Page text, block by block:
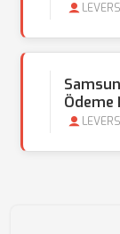
Ödeme